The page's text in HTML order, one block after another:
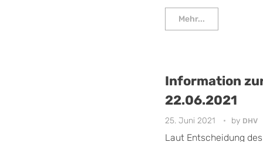
Mehr...
Information
22.06.2021
25. Juni 2021 by DHV
Laut Entscheidung